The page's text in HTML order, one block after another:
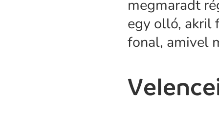
megmaradt
egy olló, akril
fonal, amivel